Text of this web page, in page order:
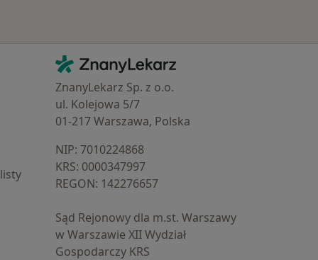
Kontakt
ZnanyLekarz - Strona główna
ZnanyLekarz Sp. z o.o.
ul. Kolejowa 5/7
01-217 Warszawa, Polska
NIP: ⁠7010224868
KRS: ⁠0000347997
REGON: ⁠142276657
Sąd Rejonowy dla m.st. Warszawy
w Warszawie XII Wydział
Gospodarczy KRS